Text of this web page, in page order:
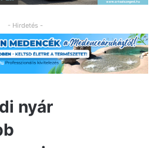
- Hirdetés -
nyár